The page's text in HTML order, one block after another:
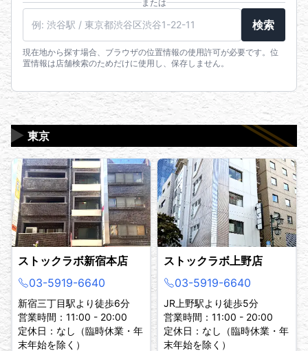
または
検索
現在地から探す場合、ブラウザの位置情報の使用許可が必要です。位
置情報は店舗検索のためだけに使用し、保存しません。
東京
▶
ストックラボ新宿本店
03-5919-6640
新宿三丁目駅より徒歩6分
営業時間：11:00 - 20:00
定休日：なし（臨時休業・年
末年始を除く）
ストックラボ上野店
03-5919-6640
JR上野駅より徒歩5分
営業時間：11:00 - 20:00
定休日：なし（臨時休業・年
末年始を除く）